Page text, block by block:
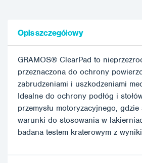
Opis szczegółowy
GRAMOS® ClearPad to
przeznaczona do ochrony
zabrudzeniami i uszkodzeniami
Idealne do ochrony podłóg i
przemysłu motoryzacyjnego, gdzie
warunki do stosowania w
badana testem kraterowym z